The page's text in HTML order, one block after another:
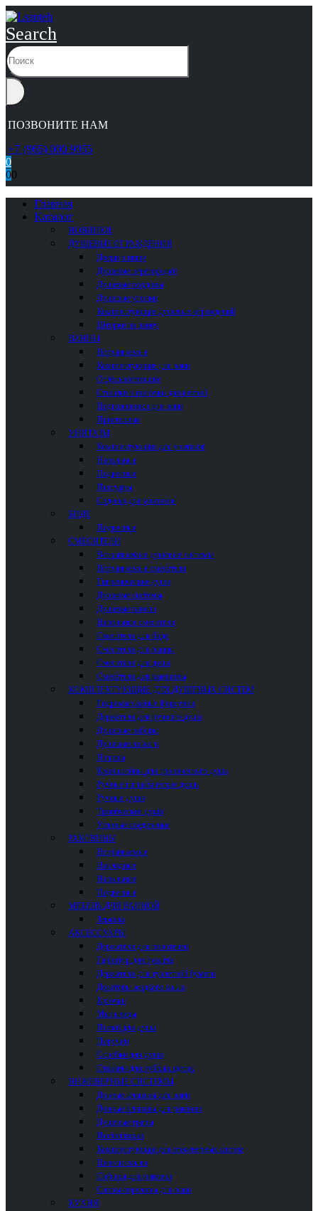
Search
ПОЗВОНИТЕ НАМ
+7 (965) 000 9055
0
00
Главная
Каталог
НОВИНКИ
ДУШЕВЫЕ ОГРАЖДЕНИЯ
Двери в нишу
Душевые перегородки
Душевые поддоны
Душевые уголки
Комплектующие душевых ограждений
Шторки на ванну
ВАННЫ
Встраиваемые
Комплектующие для ванн
Отдельностоящие
Столики и полочки для ванной
Подголовники для ванн
Пристенные
УНИТАЗЫ
Комплектующие для унитазов
Напольные
Подвесные
Писсуары
Сиденья для унитазов
БИДЕ
Подвесные
СМЕСИТЕЛИ
Встраиваемые душевые системы
Встраиваемые смесители
Гигиенические души
Душевые системы
Душевые панели
Напольные смесители
Смесители для биде
Смесители для ванны
Смесители для душа
Смесители для раковины
КОМПЛЕКТУЮЩИЕ ДЛЯ ДУШЕВЫХ СИСТЕМ
Гидромассажные форсунки
Держатели для ручного душа
Душевые наборы
Душевые шланги
Изливы
Кронштейны для тропического душа
Ручные гигиенические души
Ручные души
Тропические души
Угловые соединения
РАКОВИНЫ
Встраиваемые
Накладные
Напольные
Подвесные
МЕБЕЛЬ ДЛЯ ВАННОЙ
Зеркала
АКСЕССУАРЫ
Держатели для полотенец
Гарнитур для туалета
Держатели для туалетной бумаги
Дозаторы жидкого мыла
Крючки
Мыльницы
Полки для душа
Поручни
Скребки для душа
Стаканы для зубных щеток
ИНЖЕНЕРНЫЕ СИСТЕМЫ
Донные клапаны для ванн
Донные клапаны для раковин
Душевые трапы
Инсталляции
Комплектующие для инженерных систем
Панели смыва
Сифоны для раковин
Сливы-переливы для ванн
КУХНЯ